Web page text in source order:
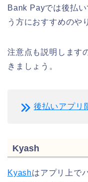
Bank Payでは後払
う方におすすめのや
注意点も説明します
きましょう。
後払いアプリ
Kyash
Kyashはアプリ上で